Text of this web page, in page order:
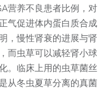
营养不良患者比例，对
气促进体内蛋白质合成
，慢性肾衰的进展与肾
而虫草可以减轻肾小球
。临床上用的虫草菌丝
从冬虫夏草分离的真菌